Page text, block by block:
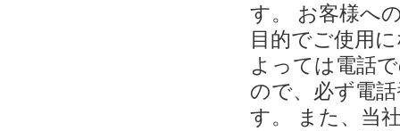
す。 お客様へ
目的でご使用
よっては電話
ので、必ず電
す。 また、当